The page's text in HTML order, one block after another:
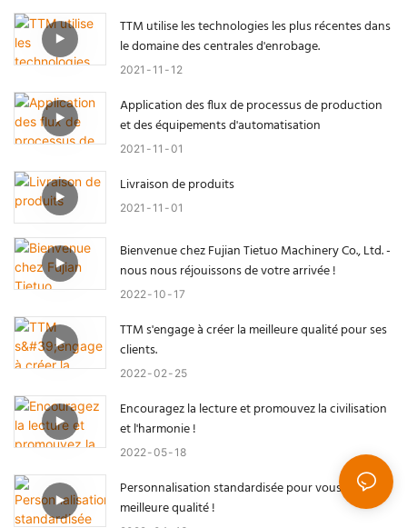
TTM utilise les technologies les plus récentes dans
le domaine des centrales d'enrobage.
2021 11 12
Application des flux de processus de production
et des équipements d'automatisation
2021 11 01
Livraison de produits
2021 11 01
Bienvenue chez Fujian Tietuo Machinery Co., Ltd. -
nous nous réjouissons de votre arrivée !
2022 10 17
TTM s'engage à créer la meilleure qualité pour ses
clients.
2022 02 25
Encouragez la lecture et promouvez la civilisation
et l'harmonie !
2022 05 18
Personnalisation standardisée pour vous offrir la
meilleure qualité !